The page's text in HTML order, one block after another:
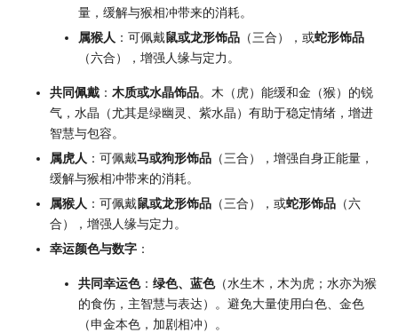
量，缓解与猴相冲带来的消耗。
属猴人 ：可佩戴鼠或龙形饰品 （三合），或蛇形饰品
（六合），增强人缘与定力。
共同佩戴 ： 木质或水晶饰品。木（虎）能缓和金（猴）的锐
气，水晶（尤其是绿幽灵、紫水晶）有助于稳定情绪，增进
智慧与包容。
属虎人 ：可佩戴马或狗形饰品 （三合），增强自身正能量，
缓解与猴相冲带来的消耗。
属猴人 ：可佩戴鼠或龙形饰品 （三合），或蛇形饰品 （六
合），增强人缘与定力。
幸运颜色与数字 ：
共同幸运色： 绿色、蓝色（水生木，木为虎；水亦为猴
的食伤，主智慧与表达）。避免大量使用白色、金色
（申金本色，加剧相冲）。